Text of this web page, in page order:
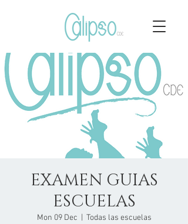
EXAMEN GUIAS
ESCUELAS
Mon 09 Dec Todas las escuelas